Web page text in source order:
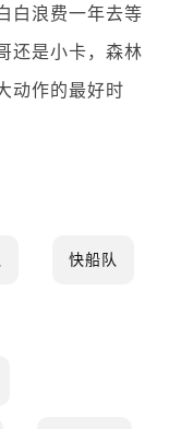
白浪费一年去等
还是小卡，森林
动作的最好时
快船队